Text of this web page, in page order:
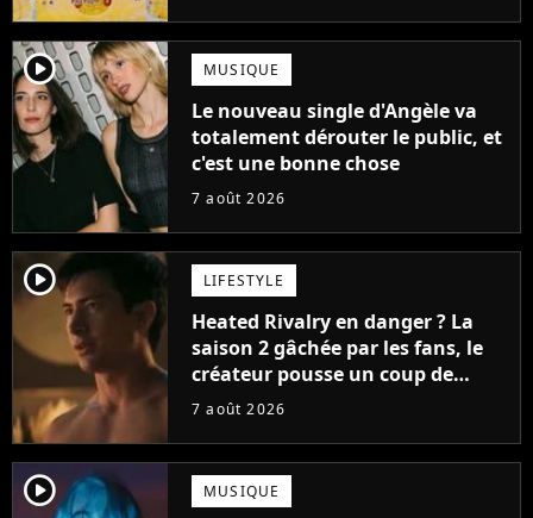
player2 MUSIQUE
Le nouveau single d'Angèle va
totalement dérouter le public, et
c'est une bonne chose
7 août 2026
player2 LIFESTYLE
Heated Rivalry en danger ? La
saison 2 gâchée par les fans, le
créateur pousse un coup de
gueule
7 août 2026
player2 MUSIQUE